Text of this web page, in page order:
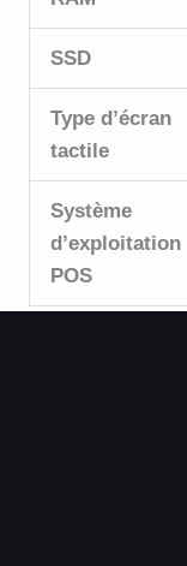
SSD
Type d’écran
tactile
Système
d’exploitation
POS